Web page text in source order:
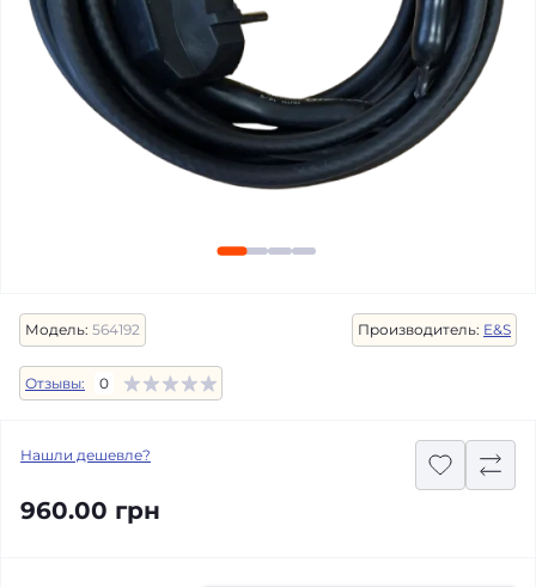
Модель: 564192 Производитель: E&S
Отзывы: 0
Нашли дешевле?
960.00 грн